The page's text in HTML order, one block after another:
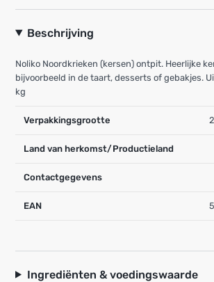
Beschrijving
Noliko Noordkrieken (kersen) ontpit. Heerlijke
bijvoorbeeld in de taart, desserts of gebakjes.
kg
Verpakkingsgrootte
Land van herkomst/Productieland
Contactgegevens
EAN
Ingrediënten & voedingswaarde